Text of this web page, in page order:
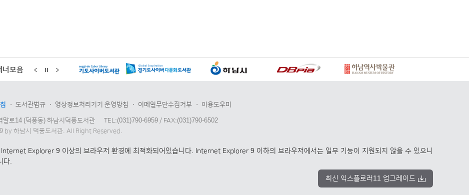
너모음
도서관법규 영상정보처리기기 운영방침 이메일무단수집거부 이용도우미
말로14 (덕풍동) 하남시덕풍도서관
TEL:(031)790-6959 / FAX:(031)790-6502
by 하남시 덕풍도서관. All Right Reserved.
Explorer 9 이상의 브라우저 환경에 최적화되어있습니다. Internet Explorer 9 이하의 브라우저에서는 일부 기능이 지원되지 않을 수 있으니
다.
최신 익스플로러11 업그레이드